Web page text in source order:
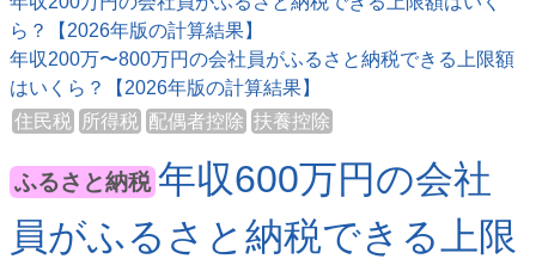
ら？【2026年版の計算結果】
年収200万〜800万円の会社員がふるさと納税できる上限額
はいくら？【2026年版の計算結果】
住民税
所得税 配偶者控除 扶養控除
ふるさと納税 年収600万円の会社
員がふるさと納税できる上限